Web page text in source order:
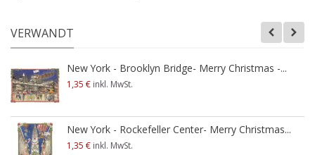
VERWANDT
New York - Brooklyn Bridge- Merry Christmas -...
1,35 € inkl. MwSt.
New York - Rockefeller Center- Merry Christmas...
1,35 € inkl. MwSt.